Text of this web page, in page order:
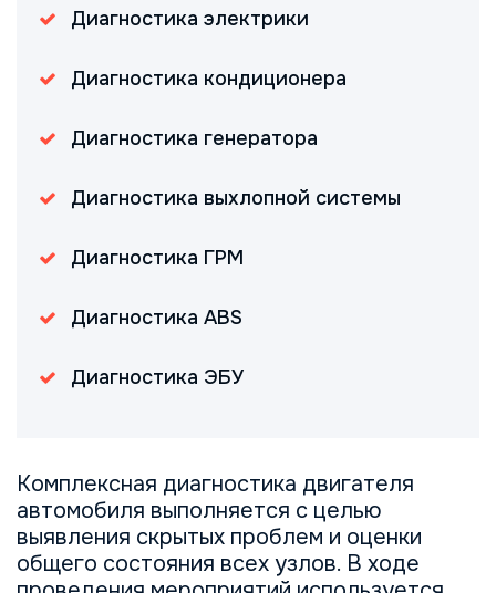
Комплексная диагностика двигателя
автомобиля выполняется с целью
выявления скрытых проблем и оценки
общего состояния всех узлов. В ходе
Диагностика электрики
Диагностика кондиционера
Диагностика генератора
Диагностика выхлопной системы
Диагностика ГРМ
Диагностика ABS
Диагностика ЭБУ